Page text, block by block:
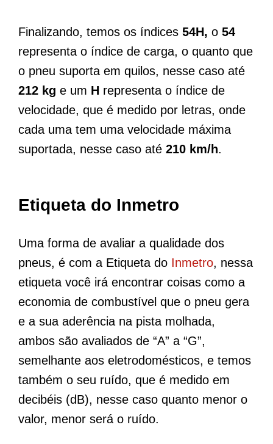
Finalizando, temos os índices 54H, o 54
representa o índice de carga, o quanto que
o pneu suporta em quilos, nesse caso até
212 kg e um H representa o índice de
velocidade, que é medido por letras, onde
cada uma tem uma velocidade máxima
suportada, nesse caso até 210 km/h.
Etiqueta do Inmetro
Uma forma de avaliar a qualidade dos
pneus, é com a Etiqueta do Inmetro, nessa
etiqueta você irá encontrar coisas como a
economia de combustível que o pneu gera
e a sua aderência na pista molhada,
ambos são avaliados de “A” a “G”,
semelhante aos eletrodomésticos, e temos
também o seu ruído, que é medido em
decibéis (dB), nesse caso quanto menor o
valor, menor será o ruído.